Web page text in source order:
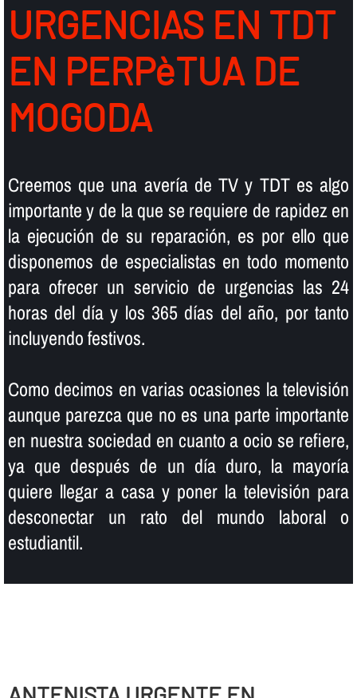
URGENCIAS EN TDT
EN PERPèTUA DE
MOGODA
Creemos que una averí­a de TV y TDT es algo
importante y de la que se requiere de rapidez en
la ejecución de su reparación, es por ello que
disponemos de especialistas en todo momento
para ofrecer un servicio de urgencias las 24
horas del dí­a y los 365 dí­as del año, por tanto
incluyendo festivos.
Como decimos en varias ocasiones la televisión
aunque parezca que no es una parte importante
en nuestra sociedad en cuanto a ocio se refiere,
ya que después de un dí­a duro, la mayorí­a
quiere llegar a casa y poner la televisión para
desconectar un rato del mundo laboral o
estudiantil.